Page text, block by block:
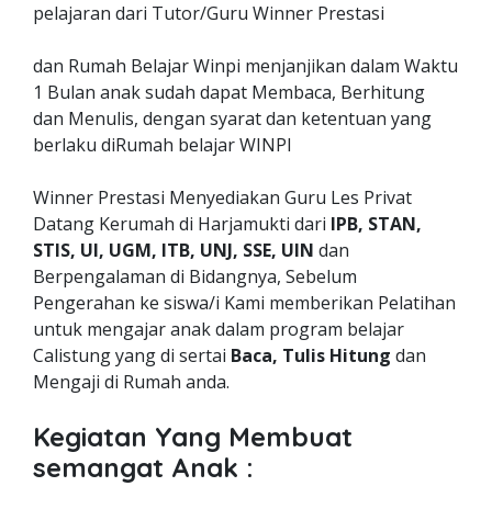
pelajaran dari Tutor/Guru Winner Prestasi
dan Rumah Belajar Winpi menjanjikan dalam Waktu
1 Bulan anak sudah dapat Membaca, Berhitung
dan Menulis, dengan syarat dan ketentuan yang
berlaku diRumah belajar WINPI
Winner Prestasi Menyediakan Guru Les Privat
Datang Kerumah di Harjamukti dari IPB, STAN,
STIS, UI, UGM, ITB, UNJ, SSE, UIN dan
Berpengalaman di Bidangnya, Sebelum
Pengerahan ke siswa/i Kami memberikan Pelatihan
untuk mengajar anak dalam program belajar
Calistung yang di sertai Baca, Tulis Hitung dan
Mengaji di Rumah anda.
Kegiatan Yang Membuat
semangat Anak :